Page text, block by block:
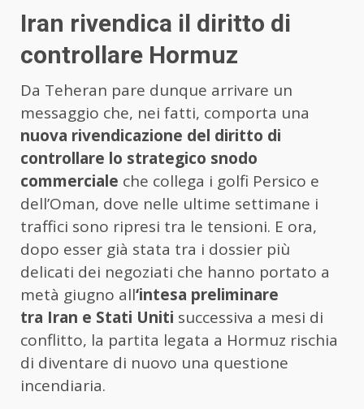
Iran rivendica il diritto di
controllare Hormuz
Da Teheran pare dunque arrivare un
messaggio che, nei fatti, comporta una
nuova rivendicazione del diritto di
controllare lo strategico snodo
commerciale che collega i golfi Persico e
dell’Oman, dove nelle ultime settimane i
traffici sono ripresi tra le tensioni. E ora,
dopo esser già stata tra i dossier più
delicati dei negoziati che hanno portato a
metà giugno all‘intesa preliminare
tra Iran e Stati Uniti successiva a mesi di
conflitto, la partita legata a Hormuz rischia
di diventare di nuovo una questione
incendiaria.